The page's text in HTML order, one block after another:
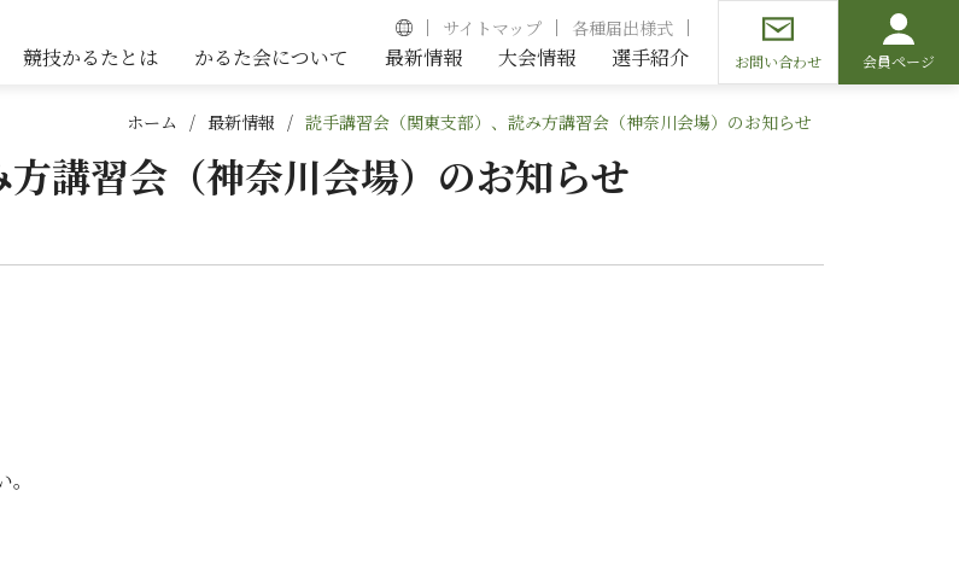
サイトマップ 各種届出様式
競技かるたとは かるた会について 最新情報 大会情報 選手紹介 お問い合わせ 会員ページ
ホーム 最新情報 読手講習会（関東支部）、読み方講習会（神奈川会場）のお知らせ
講習会（神奈川会場）のお知らせ